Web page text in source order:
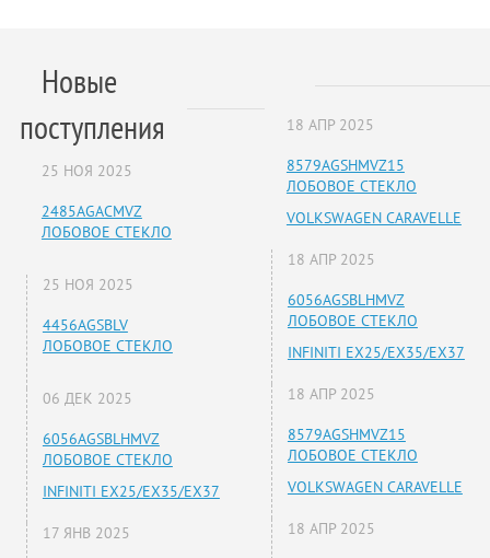
Новые
поступления
25 НОЯ 2025
2485AGACMVZ
ЛОБОВОЕ СТЕКЛО
25 НОЯ 2025
4456AGSBLV
ЛОБОВОЕ СТЕКЛО
06 ДЕК 2025
6056AGSBLHMVZ
ЛОБОВОЕ СТЕКЛО
INFINITI EX25/EX35/EX37
17 ЯНВ 2025
18 АПР 2025
8579AGSHMVZ15
ЛОБОВОЕ СТЕКЛО
VOLKSWAGEN CARAVELLE
18 АПР 2025
6056AGSBLHMVZ
ЛОБОВОЕ СТЕКЛО
INFINITI EX25/EX35/EX37
18 АПР 2025
8579AGSHMVZ15
ЛОБОВОЕ СТЕКЛО
VOLKSWAGEN CARAVELLE
18 АПР 2025